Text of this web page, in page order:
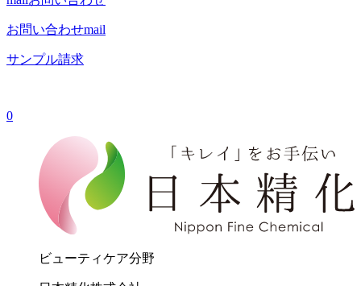
お問い合わせmail
サンプル請求
0
ビューティケア分野